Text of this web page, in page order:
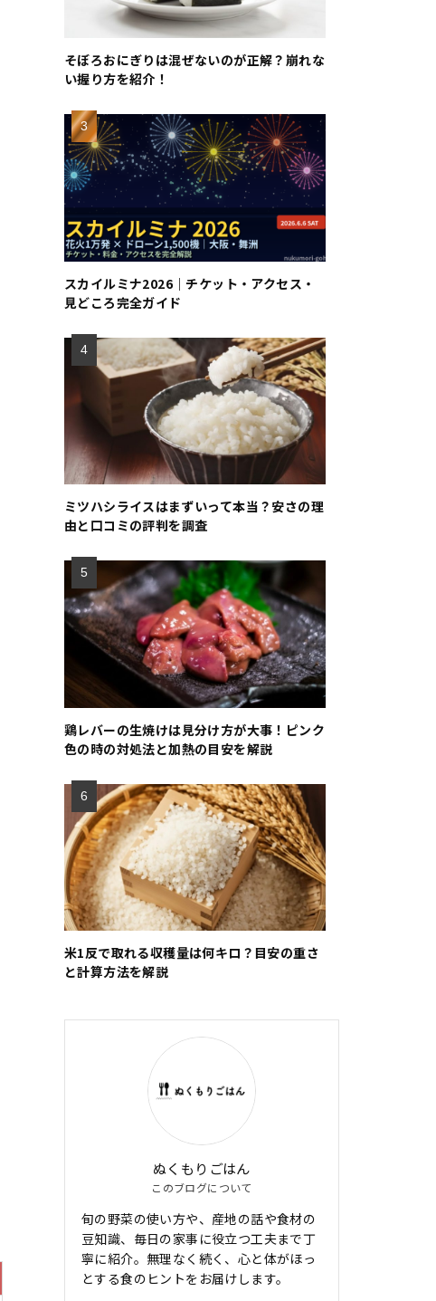
そぼろおにぎりは混ぜないのが正解？崩れな
い握り方を紹介！
スカイルミナ2026｜チケット・アクセス・
見どころ完全ガイド
ミツハシライスはまずいって本当？安さの理
由と口コミの評判を調査
鶏レバーの生焼けは見分け方が大事！ピンク
色の時の対処法と加熱の目安を解説
米1反で取れる収穫量は何キロ？目安の重さ
と計算方法を解説
ぬくもりごはん
このブログについて
旬の野菜の使い方や、産地の話や食材の
豆知識、毎日の家事に役立つ工夫まで丁
寧に紹介。無理なく続く、心と体がほっ
とする食のヒントをお届けします。